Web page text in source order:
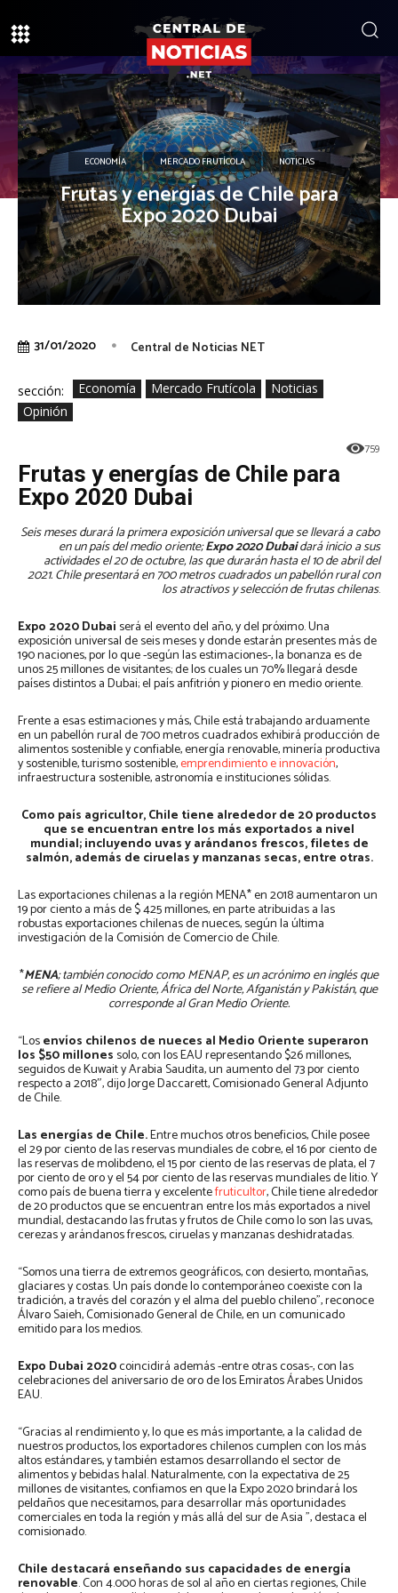
ECONOMÍA MERCADO FRUTÍCOLA NOTICIAS
Frutas y energías de Chile para
Expo 2020 Dubai
31/01/2020 Central de Noticias NET
sección: Economía Mercado Frutícola
Noticias
Opinión
759
Frutas y energías de Chile para
Expo 2020 Dubai
Seis meses durará la primera exposición universal que se llevará a cabo
en un país del medio oriente;Expo 2020 Dubaidará inicio a sus
actividades el 20 de octubre, las que durarán hasta el 10 de abril del
2021. Chile presentará en 700 metros cuadrados un pabellón rural con
los atractivos y selección de frutas chilenas.
Expo 2020 Dubai será el evento del año, y del próximo. Una
exposición universal de seis meses y donde estarán presentes más de
190 naciones, por lo que -según las estimaciones-, la bonanza es de
unos 25 millones de visitantes; de los cuales un 70% llegará desde
países distintos a Dubai; el país anfitrión y pionero en medio oriente.
Frente a esas estimaciones y más, Chile está trabajando arduamente
en un pabellón rural de 700 metros cuadrados exhibirá producción de
alimentos sostenible y confiable, energía renovable, minería productiva
y sostenible, turismo sostenible,emprendimiento e innovación,
infraestructura sostenible, astronomía e instituciones sólidas.
Como país agricultor, Chile tiene alrededor de 20 productos
que se encuentran entre los más exportados a nivel
mundial; incluyendo uvas y arándanos frescos, filetes de
salmón, además de ciruelas y manzanas secas, entre otras.
Las exportaciones chilenas a la región MENA* en 2018 aumentaron un
19 por ciento a más de $ 425 millones, en parte atribuidas a las
robustas exportaciones chilenas de nueces, según la última
investigación de la Comisión de Comercio de Chile.
*MENA; también conocido como MENAP, es un acrónimo en inglés que
se refiere al Medio Oriente, África del Norte, Afganistán y Pakistán, que
corresponde al Gran Medio Oriente.
“Losenvíos chilenos de nueces al Medio Oriente superaron
los $50 millones solo, con los EAU representando $26 millones,
seguidos de Kuwait y Arabia Saudita, un aumento del 73 por ciento
respecto a 2018″, dijo Jorge Daccarett, Comisionado General Adjunto
de Chile.
Las energías de Chile.Entre muchos otros beneficios, Chile posee
el 29 por ciento de las reservas mundiales de cobre, el 16 por ciento de
las reservas de molibdeno, el 15 por ciento de las reservas de plata, el 7
por ciento de oro y el 54 por ciento de las reservas mundiales de litio. Y
como país de buena tierra y excelentefruticultor, Chile tiene alrededor
de 20 productos que se encuentran entre los más exportados a nivel
mundial, destacando las frutas y frutos de Chile como lo son las uvas,
cerezas y arándanos frescos, ciruelas y manzanas deshidratadas.
“Somos una tierra de extremos geográficos, con desierto, montañas,
glaciares y costas. Un país donde lo contemporáneo coexiste con la
tradición, a través del corazón y el alma del pueblo chileno”, reconoce
Álvaro Saieh, Comisionado General de Chile, en un comunicado
emitido para los medios.
Expo Dubai 2020coincidirá además -entre otras cosas-, con las
celebraciones del aniversario de oro de los Emiratos Árabes Unidos
EAU.
“Gracias al rendimiento y, lo que es más importante, a la calidad de
nuestros productos, los exportadores chilenos cumplen con los más
altos estándares, y también estamos desarrollando el sector de
alimentos y bebidas halal. Naturalmente, con la expectativa de 25
millones de visitantes, confiamos en que la Expo 2020 brindará los
peldaños que necesitamos, para desarrollar más oportunidades
comerciales en toda la región y más allá del sur de Asia ”, destaca el
comisionado.
Chile destacará enseñando sus capacidades de energía
renovable. Con 4.000 horas de sol al año en ciertas regiones, Chile